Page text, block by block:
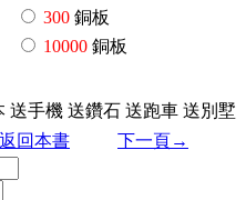
300 銅板
10000 銅板
送手機 送鑽石 送跑車 送別墅
返回本書
下一頁→